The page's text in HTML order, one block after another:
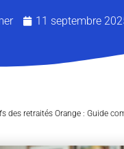
11 septembre
des retraités Orange : Guide